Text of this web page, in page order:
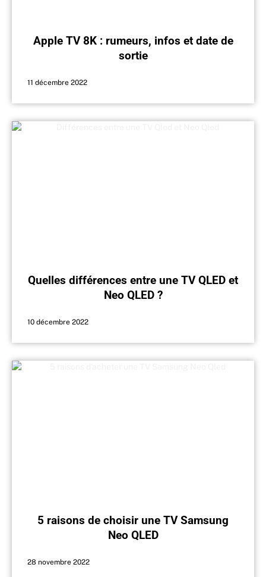
Apple TV 8K : rumeurs, infos et date de
sortie
11 décembre 2022
Quelles différences entre une TV QLED et
Neo QLED ?
10 décembre 2022
5 raisons de choisir une TV Samsung
Neo QLED
28 novembre 2022